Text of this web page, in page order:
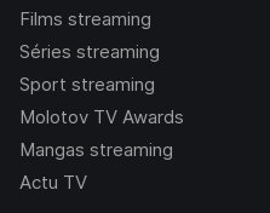
Films streaming
Séries streaming
Sport streaming
Molotov TV Awards
Mangas streaming
Actu TV